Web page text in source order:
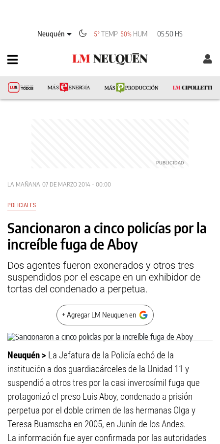
Neuquén 5°TEMP 50% HUM 05:50 HS
LA MAÑANA 07 DE MARZO 2014 - 00:00
POLICIALES
Sancionaron a cinco policías por la
increíble fuga de Aboy
Dos agentes fueron exonerados y otros tres
suspendidos por el escape en un exhibidor de
tortas del condenado a perpetua.
+ Agregar LM Neuquen en
Neuquén > La Jefatura de la Policía echó de la
institución a dos guardiacárceles de la Unidad 11 y
suspendió a otros tres por la casi inverosímil fuga que
protagonizó el preso Luis Aboy, condenado a prisión
perpetua por el doble crimen de las hermanas Olga y
Teresa Buamscha en 2005, en Junín de los Andes.
La información fue ayer confirmada por las autoridades